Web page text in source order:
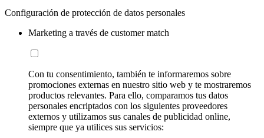
Configuración de protección de datos personales
Marketing a través de customer match
Con tu consentimiento, también te informaremos sobre
promociones externas en nuestro sitio web y te mostraremos
productos relevantes. Para ello, comparamos tus datos
personales encriptados con los siguientes proveedores
externos y utilizamos sus canales de publicidad online,
siempre que ya utilices sus servicios: